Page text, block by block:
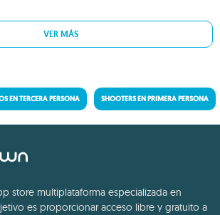
VER MÁS
EN TERCERA PERSONA SHOOTERS EN PRIMERA PERSONA
store multiplataforma especializada en
es proporcionar acceso libre y gratuito a